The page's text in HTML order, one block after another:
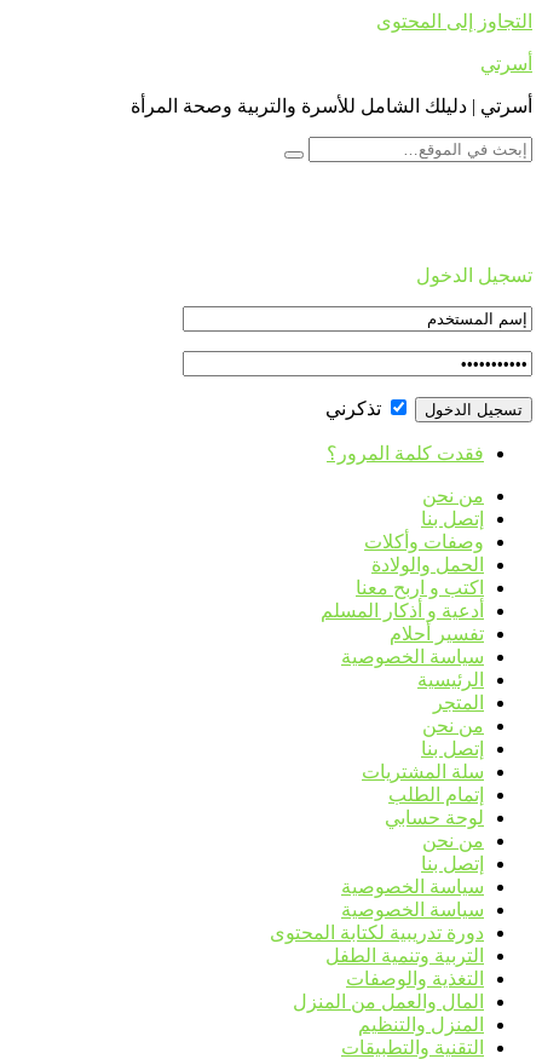
التجاوز إلى المحتوى
أسرتي
أسرتي | دليلك الشامل للأسرة والتربية وصحة المرأة
تسجيل الدخول
تذكرني
فقدت كلمة المرور؟
من نحن
إتصل بنا
وصفات وأكلات
الحمل والولادة
اكتب و اربح معنا
أدعية و أذكار المسلم
تفسير أحلام
سياسة الخصوصية
الرئيسية
المتجر
من نحن
إتصل بنا
سلة المشتريات
إتمام الطلب
لوحة حسابي
من نحن
إتصل بنا
سياسة الخصوصية
سياسة الخصوصية
دورة تدريبية لكتابة المحتوى
التربية وتنمية الطفل
التغذية والوصفات
المال والعمل من المنزل
المنزل والتنظيم
التقنية والتطبيقات